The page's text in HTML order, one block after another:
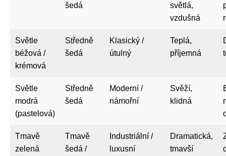
šedá
světlá,
vzdušná
Světle
béžová /
krémová
Středně
šedá
Klasický /
útulný
Teplá,
příjemná
Světle
modrá
(pastelová)
Středně
šedá
Moderní /
námořní
Svěží,
klidná
Tmavě
zelená
Tmavě
šedá /
Industriální /
luxusní
Dramatická,
tmavší